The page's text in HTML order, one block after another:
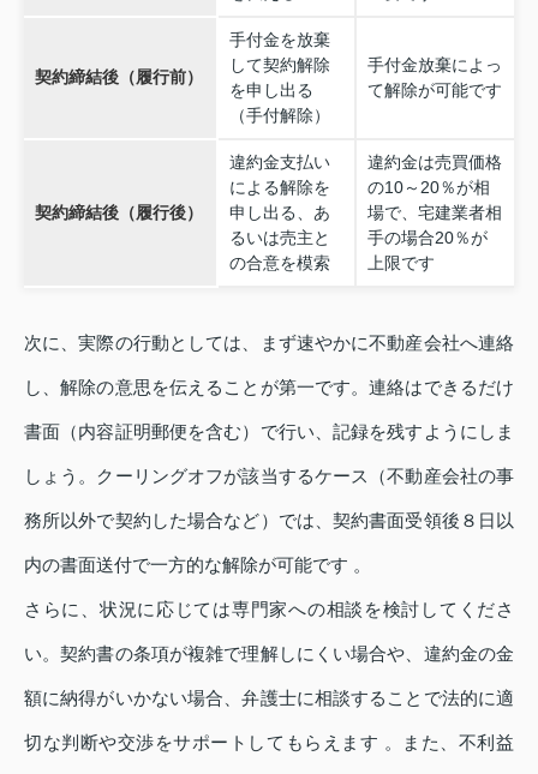
契約締結後（履行前）
手付金を放棄
して契約解除
を申し出る
（手付解除）
手付金放棄によっ
て解除が可能です
契約締結後（履行後）
違約金支払い
による解除を
申し出る、あ
るいは売主と
の合意を模索
違約金は売買価格
の10～20％が相
場で、宅建業者相
手の場合20％が
上限です
次に、実際の行動としては、まず速やかに不動産会社へ連絡
し、解除の意思を伝えることが第一です。連絡はできるだけ
書面（内容証明郵便を含む）で行い、記録を残すようにしま
しょう。クーリングオフが該当するケース（不動産会社の事
務所以外で契約した場合など）では、契約書面受領後８日以
内の書面送付で一方的な解除が可能です 。
さらに、状況に応じては専門家への相談を検討してくださ
い。契約書の条項が複雑で理解しにくい場合や、違約金の金
額に納得がいかない場合、弁護士に相談することで法的に適
切な判断や交渉をサポートしてもらえます 。また、不利益